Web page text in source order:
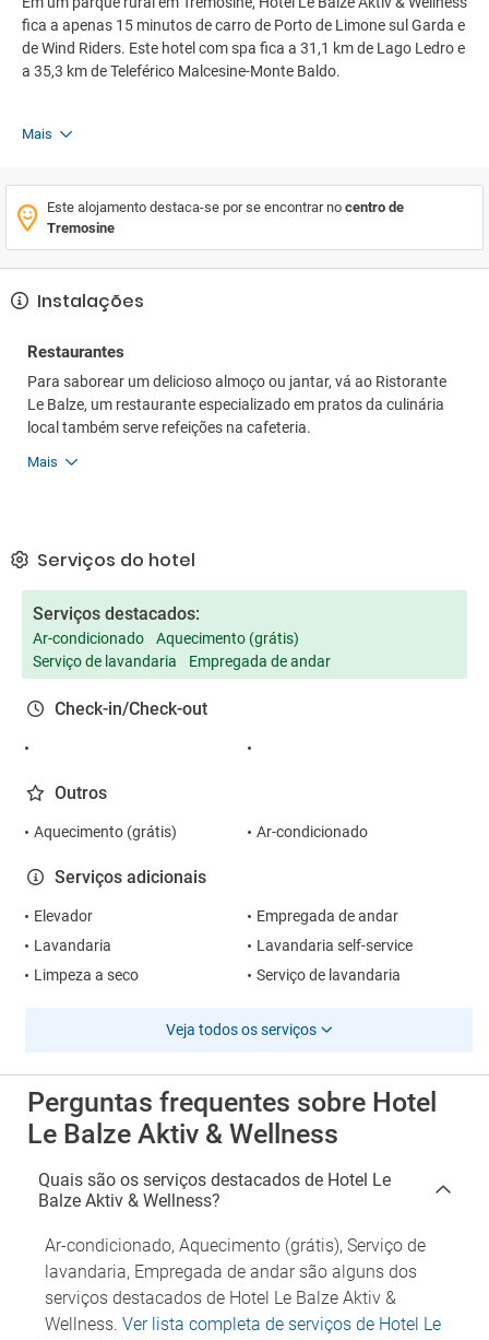
fica a apenas 15 minutos de carro de Porto de Limone sul Garda e
de Wind Riders. Este hotel com spa fica a 31,1 km de Lago Ledro e
a 35,3 km de Teleférico Malcesine-Monte Baldo.
Mais
Este alojamento destaca-se por se encontrar no centro de
Tremosine
Instalações
Restaurantes
Para saborear um delicioso almoço ou jantar, vá ao Ristorante
Le Balze, um restaurante especializado em pratos da culinária
local também serve refeições na cafeteria.
Mais
Serviços do hotel
Serviços destacados:
Ar-condicionado
Aquecimento (grátis)
Serviço de lavandaria
Empregada de andar
Check-in/Check-out
Outros
Aquecimento (grátis) Ar-condicionado
Serviços adicionais
Elevador
Empregada de andar
Lavandaria
Lavandaria self-service
Limpeza a seco
Serviço de lavandaria
Veja todos os serviços
Perguntas frequentes sobre Hotel
Le Balze Aktiv & Wellness
Quais são os serviços destacados de Hotel Le
Balze Aktiv & Wellness?
Ar-condicionado, Aquecimento (grátis), Serviço de
lavandaria, Empregada de andar são alguns dos
serviços destacados de Hotel Le Balze Aktiv &
Wellness. Ver lista completa de serviços de Hotel Le